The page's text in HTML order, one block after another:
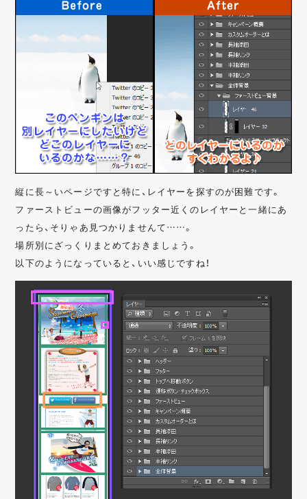
縦に長～いページですと特に、レイヤーを探すのが困難です。
ファーストビューの画像がフッター近くのレイヤーと一緒にあ
ったら、そりゃあ見つかりませんて……。
場所別にざっくりまとめておきましょう。
以下のようになっていると、いい感じですね！